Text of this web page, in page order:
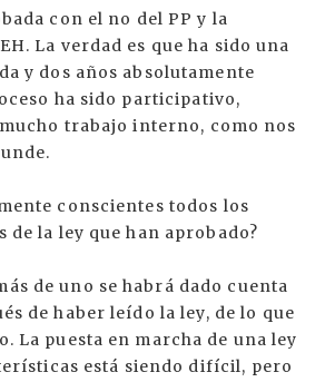
con el no del PP y la
La verdad es que ha sido una
y dos años absolutamente
ha sido participativo,
trabajo interno, como nos
conscientes todos los
de la ley que han aprobado?
de uno se habrá dado cuenta
de haber leído la ley, de lo que
La puesta en marcha de una ley
está siendo difícil, pero